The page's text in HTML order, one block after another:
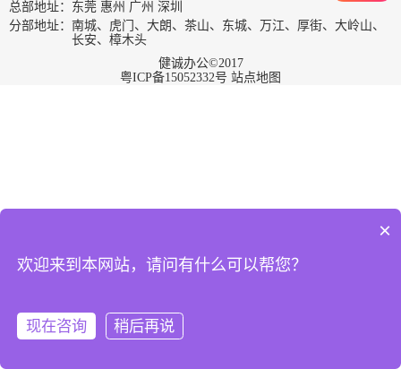
总部地址：东莞 惠州 广州 深圳
分部地址：南城、虎门、大朗、茶山、东城、万江、厚街、大岭山、
长安、樟木头
健诚办公©2017
粤ICP备15052332号 站点地图
×
欢迎来到本网站，请问有什么可以帮您？
现在咨询 稍后再说